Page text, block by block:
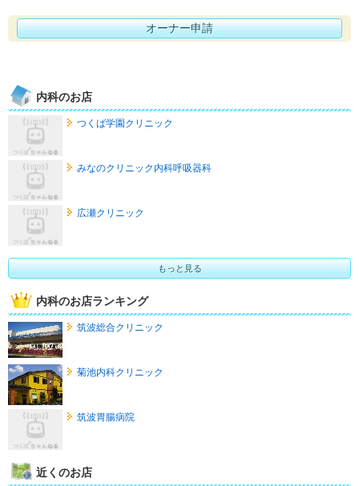
オーナー申請
内科のお店
つくば学園クリニック
みなのクリニック内科呼吸器科
広瀬クリニック
もっと見る
内科のお店ランキング
筑波総合クリニック
菊池内科クリニック
筑波胃腸病院
近くのお店